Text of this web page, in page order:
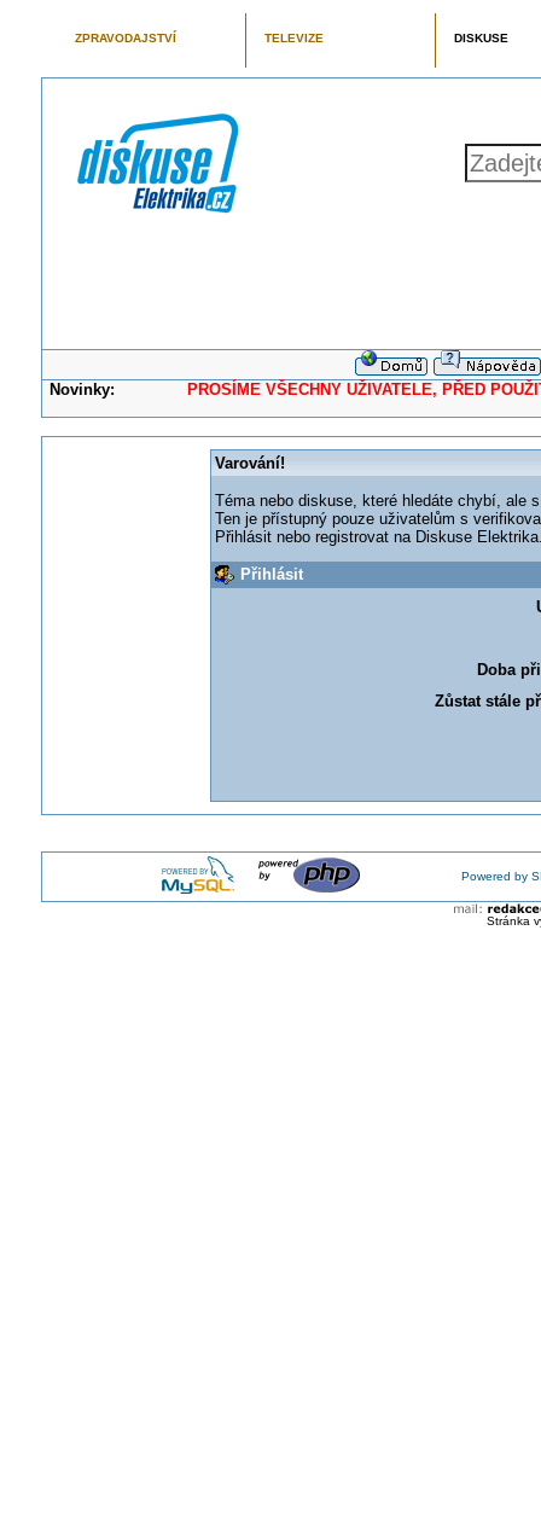
ZPRAVODAJSTVÍ TELEVIZE DISKUSE
Novinky: PROSÍME VŠECHNY UŽIVATELE, PŘED
Varování!
Téma nebo diskuse, které hledáte chybí, ale
Ten je přístupný pouze uživatelům s
Přihlásit nebo registrovat na Diskuse
Přihlásit
Doba
Zůstat stále
Powered by
Stránka